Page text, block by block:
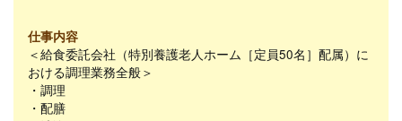
仕事内容
＜給食委託会社（特別養護老人ホーム［定員50名］配属）に
おける調理業務全般＞
・調理
・配膳